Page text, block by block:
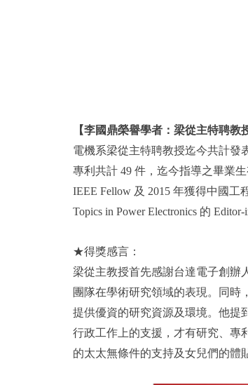
【李國鼎榮譽學者：梁從主特聘教
電機系梁從主特聘教授迄今共計發
專利共計 49 件，迄今指導之畢業
IEEE Fellow 及 2015 年獲得中國工
Topics in Power Electronics 的
★得獎感言：
梁從主教授首先感謝台達電子創辦
團隊在學術研究領域的表現。同時
提供優資的研究資源及環境。他提
行政工作上的支援，才有研究、專
的太太無條件的支持及女兒們的體